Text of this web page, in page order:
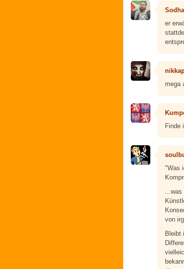
er
mega
Finde
"Was
von
Bleibt